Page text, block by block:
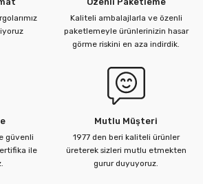
Kaliteli ambalajlarla ve özenli
paketlemeyle ürünlerinizin hasar
görme riskini en aza indirdik.
güvenli
ile
Mutlu Müşteri
1977 den beri kaliteli ürünler
üreterek sizleri mutlu etmekten
gurur duyuyoruz.